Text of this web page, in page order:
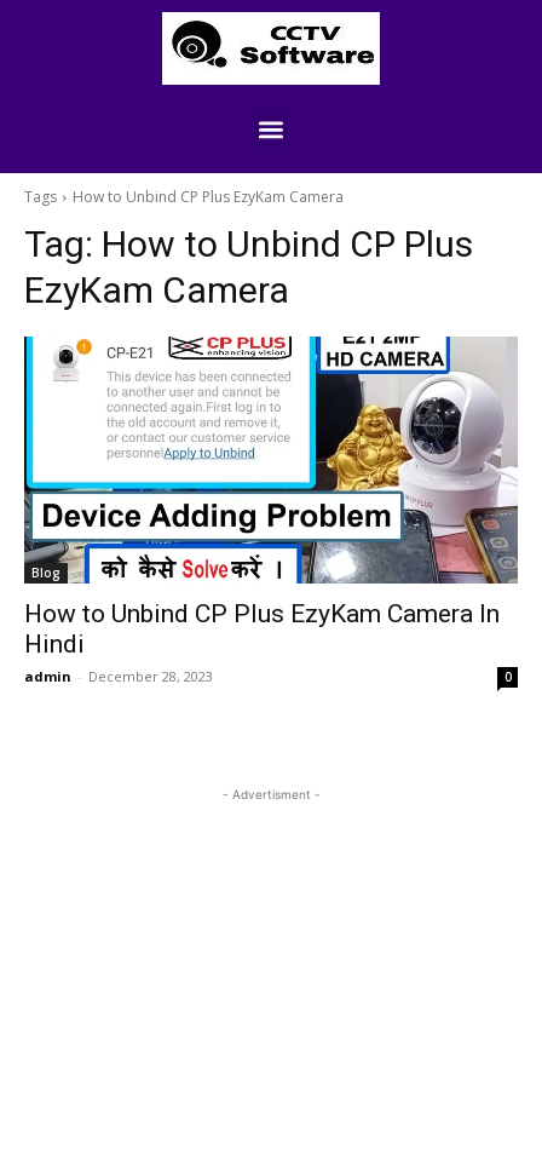
Tags How to Unbind CP Plus EzyKam Camera
Tag: How to Unbind CP Plus
EzyKam Camera
Blog
How to Unbind CP Plus EzyKam Camera In
Hindi
admin - December 28, 2023 0
- Advertisment -